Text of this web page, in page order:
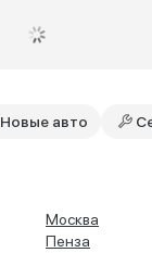
Новые авто
Москва
Пенза